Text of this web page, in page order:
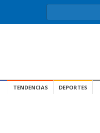
TENDENCIAS DEPORTES